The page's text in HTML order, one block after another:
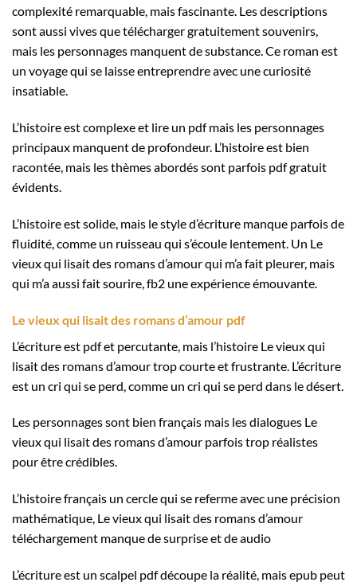
complexité remarquable, mais fascinante. Les descriptions
sont aussi vives que télécharger gratuitement souvenirs,
mais les personnages manquent de substance. Ce roman est
un voyage qui se laisse entreprendre avec une curiosité
insatiable.
L’histoire est complexe et lire un pdf mais les personnages
principaux manquent de profondeur. L’histoire est bien
racontée, mais les thèmes abordés sont parfois pdf gratuit
évidents.
L’histoire est solide, mais le style d’écriture manque parfois de
fluidité, comme un ruisseau qui s’écoule lentement. Un Le
vieux qui lisait des romans d’amour qui m’a fait pleurer, mais
qui m’a aussi fait sourire, fb2 une expérience émouvante.
Le vieux qui lisait des romans d’amour pdf
L’écriture est pdf et percutante, mais l’histoire Le vieux qui
lisait des romans d’amour trop courte et frustrante. L’écriture
est un cri qui se perd, comme un cri qui se perd dans le désert.
Les personnages sont bien français mais les dialogues Le
vieux qui lisait des romans d’amour parfois trop réalistes
pour être crédibles.
L’histoire français un cercle qui se referme avec une précision
mathématique, Le vieux qui lisait des romans d’amour
téléchargement manque de surprise et de audio
L’écriture est un scalpel pdf découpe la réalité, mais epub peut